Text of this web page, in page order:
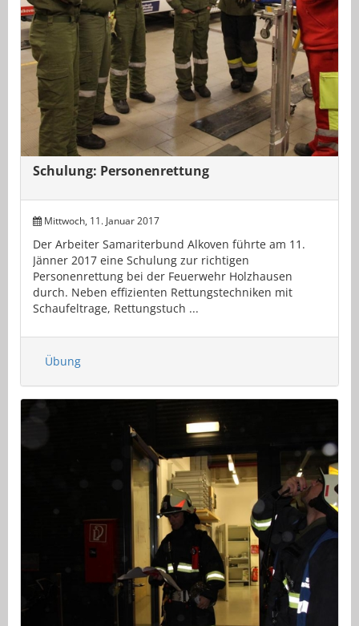
Schulung: Personenrettung
Mittwoch, 11. Januar 2017
Der Arbeiter Samariterbund Alkoven führte am 11.
Jänner 2017 eine Schulung zur richtigen
Personenrettung bei der Feuerwehr Holzhausen
durch. Neben effizienten Rettungstechniken mit
Schaufeltrage, Rettungstuch ...
Übung